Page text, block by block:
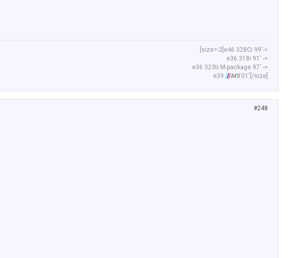
[size=-2]е46 328Сi 99'->
е36 318i 91' ->
e36 323ti M-package 97' ->
e39 ///M501'[/size]​
#248